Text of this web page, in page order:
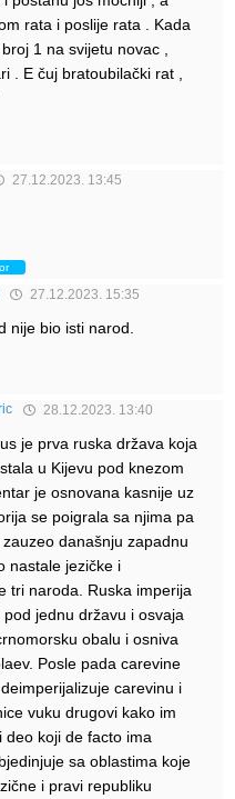
rata i poslije rata . Kada
1 na svijetu novac ,
. E čuj bratoubilački rat ,
27.12.2023. 13:45
27.12.2023. 15:35
nije bio isti narod.
28.12.2023. 13:40
je prva ruska država koja
u Kijevu pod knezom
je osnovana kasnije uz
se poigrala sa njima pa
današnju zapadnu
nastale jezičke i
tri naroda. Ruska imperija
jednu državu i osvaja
obalu i osniva
Posle pada carevine
carevinu i
vuku drugovi kako im
deo koji de facto ima
sa oblastima koje
i pravi republiku